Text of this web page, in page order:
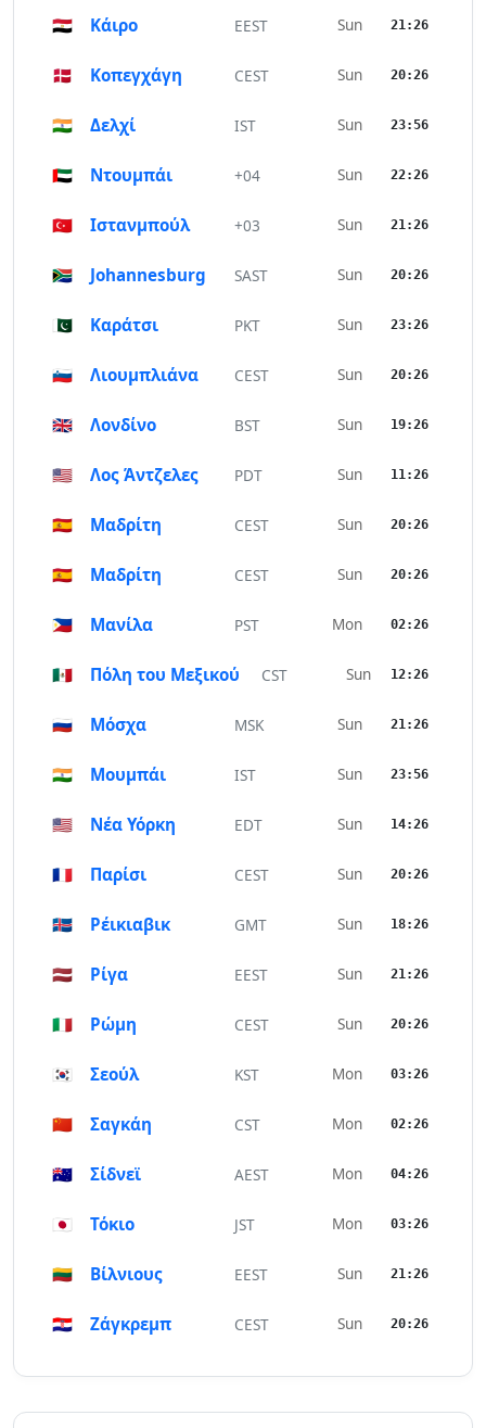
🇪🇬 Κάιρο EEST Sun 21:26
🇩🇰 Κοπεγχάγη CEST Sun 20:26
🇮🇳 Δελχί IST Sun 23:56
🇦🇪 Ντουμπάι +04 Sun 22:26
🇹🇷 Ιστανμπούλ +03 Sun 21:26
🇿🇦 Johannesburg SAST Sun 20:26
🇵🇰 Καράτσι PKT Sun 23:26
🇸🇮 Λιουμπλιάνα CEST Sun 20:26
🇬🇧 Λονδίνο BST Sun 19:26
🇺🇸 Λος Άντζελες PDT Sun 11:26
🇪🇸 Μαδρίτη CEST Sun 20:26
🇪🇸 Μαδρίτη CEST Sun 20:26
🇵🇭 Μανίλα PST Mon 02:26
🇲🇽 Πόλη του Μεξικού CST Sun 12:26
🇷🇺 Μόσχα MSK Sun 21:26
🇮🇳 Μουμπάι IST Sun 23:56
🇺🇸 Νέα Υόρκη EDT Sun 14:26
🇫🇷 Παρίσι CEST Sun 20:26
🇮🇸 Ρέικιαβικ GMT Sun 18:26
🇱🇻 Ρίγα EEST Sun 21:26
🇮🇹 Ρώμη CEST Sun 20:26
🇰🇷 Σεούλ KST Mon 03:26
🇨🇳 Σαγκάη CST Mon 02:26
🇦🇺 Σίδνεϊ AEST Mon 04:26
🇯🇵 Τόκιο JST Mon 03:26
🇱🇹 Βίλνιους EEST Sun 21:26
🇭🇷 Ζάγκρεμπ CEST Sun 20:26